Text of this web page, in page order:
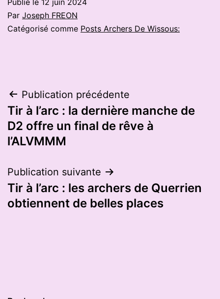
Par Joseph FREON
Catégorisé comme Posts Archers De Wissous:
Navigation
de
l’article
Publication précédente
Tir à l’arc : la dernière manche de
D2 offre un final de rêve à
l’ALVMMM
Publication suivante
Tir à l’arc : les archers de Querrien
obtiennent de belles places